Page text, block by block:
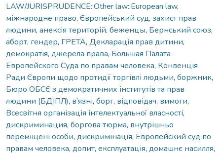
LAW/JURISPRUDENCE::Other law::European law,
міжнародне право, Європейський суд, захист прав
людини, анексія територій, беженцы, Бернський союз,
аборт, гендер, ГРЕТА, Декларація прав дитини,
демократія, джерела права, Большая Палата
Европейского Суда по правам человека, Конвенція
Ради Європи щодо протидії торгівлі людьми, боржник,
Бюро ОБСЄ з демократичних інститутів та прав
людини (БДІПЛ), в’язні, борг, відповідач, вимоги,
Всесвітня організація інтелектуальної власності,
дискриминация, боргова тюрма, внутрішньо
переміщені особи, дискримінація, Европейский суд по
правам человека, допит, експлуатація, домашнє насилля,